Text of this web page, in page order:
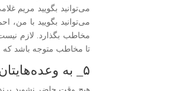
می‌توانید بگویید مریم
می‌توانید بگویید با من،
مخاطب بگذارد. لازم
تا مخاطب متوجه باشد که
۵_ به وعده‌هایتان پایبند باشید